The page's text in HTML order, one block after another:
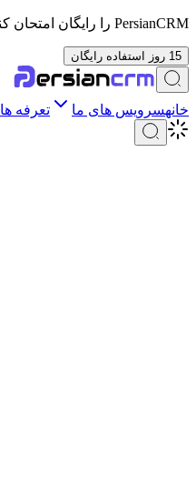
PersianCRM را رایگان امتحان کنید.
15 روز استفاده رایگان
خانهسرویس های ما تعرفه ها